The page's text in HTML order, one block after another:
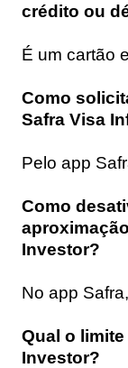
crédito ou
É um cartão
Como
Safra Visa
Pelo app
Como
Investor?
No app
Qual o
Investor?